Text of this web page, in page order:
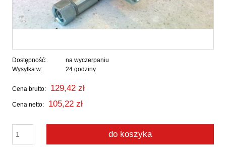
Dostępność:
na wyczerpaniu
Wysyłka w:
24 godziny
Cena brutto: 129,42 zł
Cena netto: 105,22 zł
do koszyka